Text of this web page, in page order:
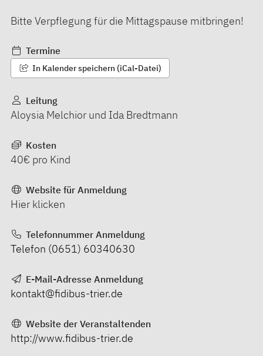
Bitte Verpflegung für die Mittagspause mitbringen!
Termine
In Kalender speichern (iCal-Datei)
Leitung
Aloysia Melchior und Ida Bredtmann
Kosten
40€ pro Kind
Website für Anmeldung
Hier klicken
Telefonnummer Anmeldung
Telefon (0651) 60340630
E-Mail-Adresse Anmeldung
kontakt@fidibus-trier.de
Website der Veranstaltenden
http://www.fidibus-trier.de